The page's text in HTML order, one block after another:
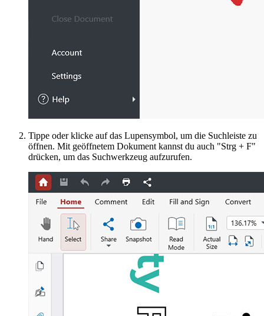
Tippe oder klicke auf das Lupensymbol, um die Suchleiste zu
öffnen. Mit geöffnetem Dokument kannst du auch "Strg + F"
drücken, um das Suchwerkzeug aufzurufen.